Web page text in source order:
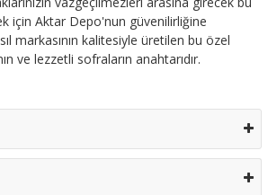
için Aktar Depo'nun güvenilirliğine
markasının kalitesiyle üretilen bu özel
ve lezzetli sofraların anahtarıdır.